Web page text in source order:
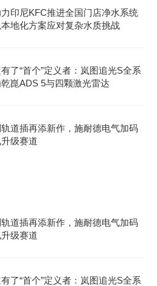
印尼KFC推进全国门店净水系统
地化方案应对复杂水质挑战
了“首个”定义者：岚图追光S全系
崑ADS 5与四颗激光雷达
道插再添新作，施耐德电气加码
级赛道
道插再添新作，施耐德电气加码
级赛道
了“首个”定义者：岚图追光S全系